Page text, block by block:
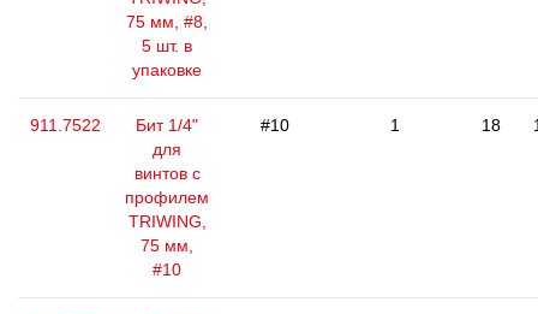
75 мм, #8,
5 шт. в
упаковке
911.7522
Бит 1/4"
для
винтов с
профилем
TRIWING,
75 мм,
#10
#10 1 18